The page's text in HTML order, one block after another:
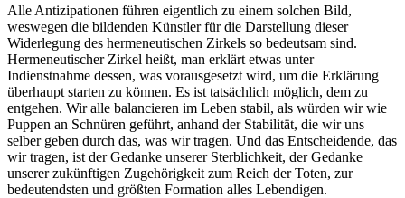
Alle Antizipationen führen eigentlich zu einem solchen Bild,
weswegen die bildenden Künstler für die Darstellung dieser
Widerlegung des hermeneutischen Zirkels so bedeutsam sind.
Hermeneutischer Zirkel heißt, man erklärt etwas unter
Indienstnahme dessen, was vorausgesetzt wird, um die Erklärung
überhaupt starten zu können. Es ist tatsächlich möglich, dem zu
entgehen. Wir alle balancieren im Leben stabil, als würden wir wie
Puppen an Schnüren geführt, anhand der Stabilität, die wir uns
selber geben durch das, was wir tragen. Und das Entscheidende, das
wir tragen, ist der Gedanke unserer Sterblichkeit, der Gedanke
unserer zukünftigen Zugehörigkeit zum Reich der Toten, zur
bedeutendsten und größten Formation alles Lebendigen.